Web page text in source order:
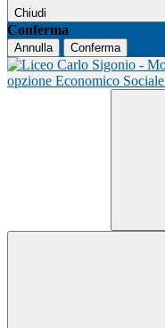
Chiudi
Conferma
Annulla Conferma
opzione Economico Sociale